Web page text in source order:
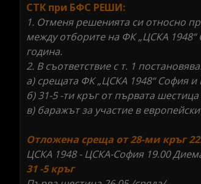
СТК при БФС РЕШИ:
1. Отменя решенията си относно
между отборите на ФК „ЦСКА 1948“
година.
2. В съответствие с т. 1
а) срещата ФК „ЦСКА 1948“ София
б) 31-5 -ти кръг от първата
в) баражът за участие в
Отложена среща от 28-ми кръг
ЦСКА 1948 - ЦСКА-София 19.00
31 -5 кръг